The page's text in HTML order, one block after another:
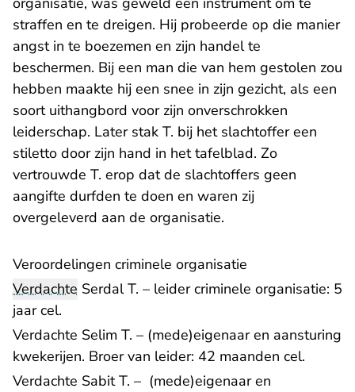
straffen en te dreigen. Hij probeerde op die manier
angst in te boezemen en zijn handel te
beschermen. Bij een man die van hem gestolen zou
hebben maakte hij een snee in zijn gezicht, als een
soort uithangbord voor zijn onverschrokken
leiderschap. Later stak T. bij het slachtoffer een
stiletto door zijn hand in het tafelblad. Zo
vertrouwde T. erop dat de slachtoffers geen
aangifte durfden te doen en waren zij
overgeleverd aan de organisatie.
Veroordelingen criminele organisatie
Verdachte Serdal T. – leider criminele organisatie: 5
jaar cel.
Verdachte Selim T. – (mede)eigenaar en aansturing
kwekerijen. Broer van leider: 42 maanden cel.
Verdachte Sabit T. – (mede)eigenaar en